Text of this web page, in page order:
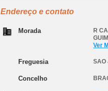
Endereço e contato
Morada R
Ver
Freguesia SAO
Concelho